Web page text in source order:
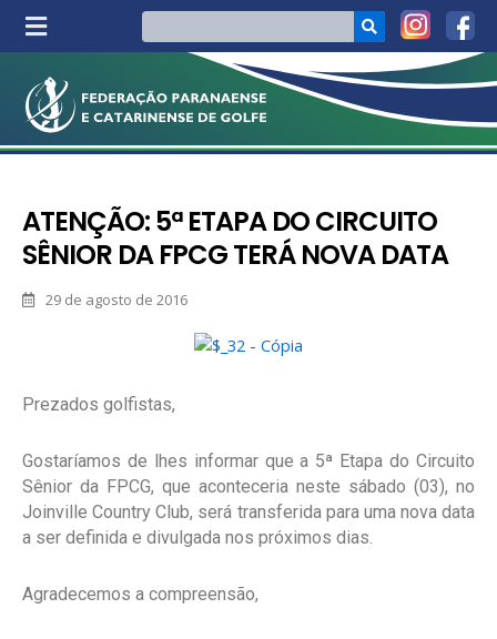
ATENÇÃO: 5ª ETAPA DO CIRCUITO
SÊNIOR DA FPCG TERÁ NOVA DATA
29 de agosto de 2016
Prezados golfistas,
Gostaríamos de lhes informar que a 5ª Etapa do Circuito
Sênior da FPCG, que aconteceria neste sábado (03), no
Joinville Country Club, será transferida para uma nova data
a ser definida e divulgada nos próximos dias.
Agradecemos a compreensão,